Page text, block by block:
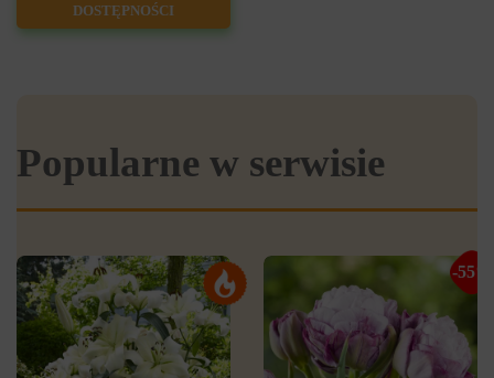
DOSTĘPNOŚCI
Popularne w serwisie
-55%